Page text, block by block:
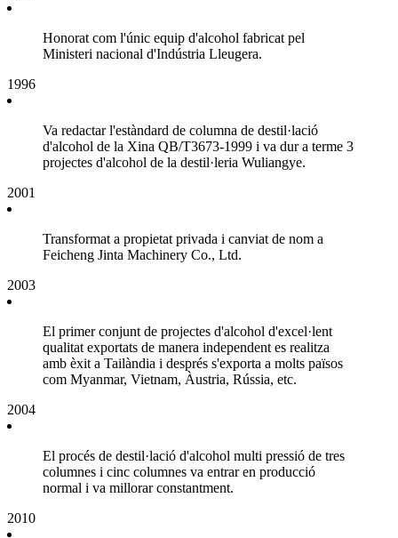
Honorat com l'únic equip d'alcohol fabricat pel
Ministeri nacional d'Indústria Lleugera.
1996
Va redactar l'estàndard de columna de destil·lació
d'alcohol de la Xina QB/T3673-1999 i va dur a terme 3
projectes d'alcohol de la destil·leria Wuliangye.
2001
Transformat a propietat privada i canviat de nom a
Feicheng Jinta Machinery Co., Ltd.
2003
El primer conjunt de projectes d'alcohol d'excel·lent
qualitat exportats de manera independent es realitza
amb èxit a Tailàndia i després s'exporta a molts països
com Myanmar, Vietnam, Àustria, Rússia, etc.
2004
El procés de destil·lació d'alcohol multi pressió de tres
columnes i cinc columnes va entrar en producció
normal i va millorar constantment.
2010